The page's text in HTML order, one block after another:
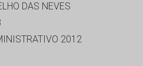
DAS NEVES
2012